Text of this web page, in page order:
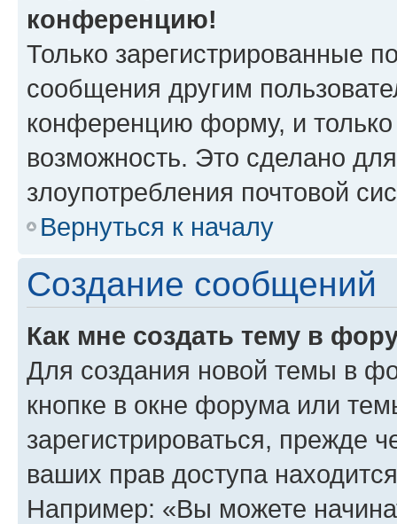
конференцию!
Только зарегистрированные
сообщения другим
конференцию форму, и
возможность. Это сделано
злоупотребления почтовой
Вернуться к началу
Создание сообщений
Как мне создать тему в
Для создания новой темы в
кнопке в окне форума или
зарегистрироваться, прежде
ваших прав доступа
Например: «Вы можете